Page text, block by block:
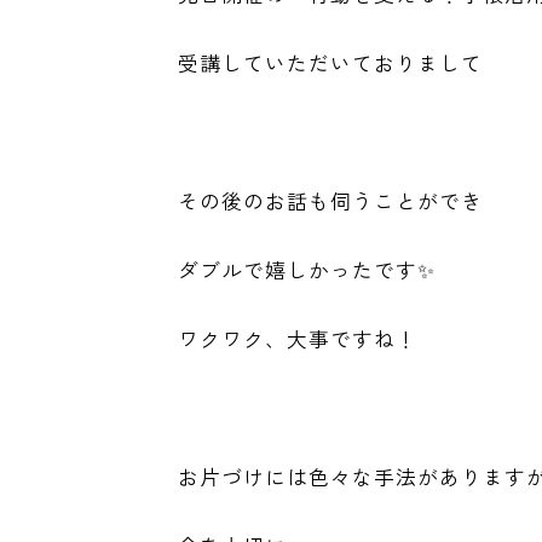
受講していただいておりまして
その後のお話も伺うことができ
ダブルで嬉しかったです✨
ワクワク、大事ですね！
お片づけには色々な手法があります